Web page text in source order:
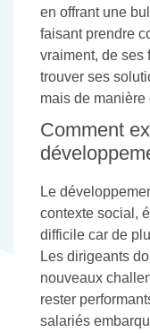
en offrant une
faisant prendre
vraiment, de ses
trouver ses
mais de
Comment
Le
contexte social,
difficile car de
Les dirigeants
nouveaux
rester
salariés